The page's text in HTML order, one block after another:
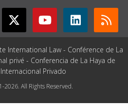
International Law - Conférence de La
privé - Conferencia de La Haya de
Privado
2026. All Rights Reserved.